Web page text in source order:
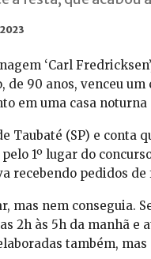
‘Carl
de 90 anos, venceu
em uma casa
Taubaté (SP) e conta
1º lugar do
recebendo pedidos de
mas nem conseguia.
2h às 5h da manhã e
também,